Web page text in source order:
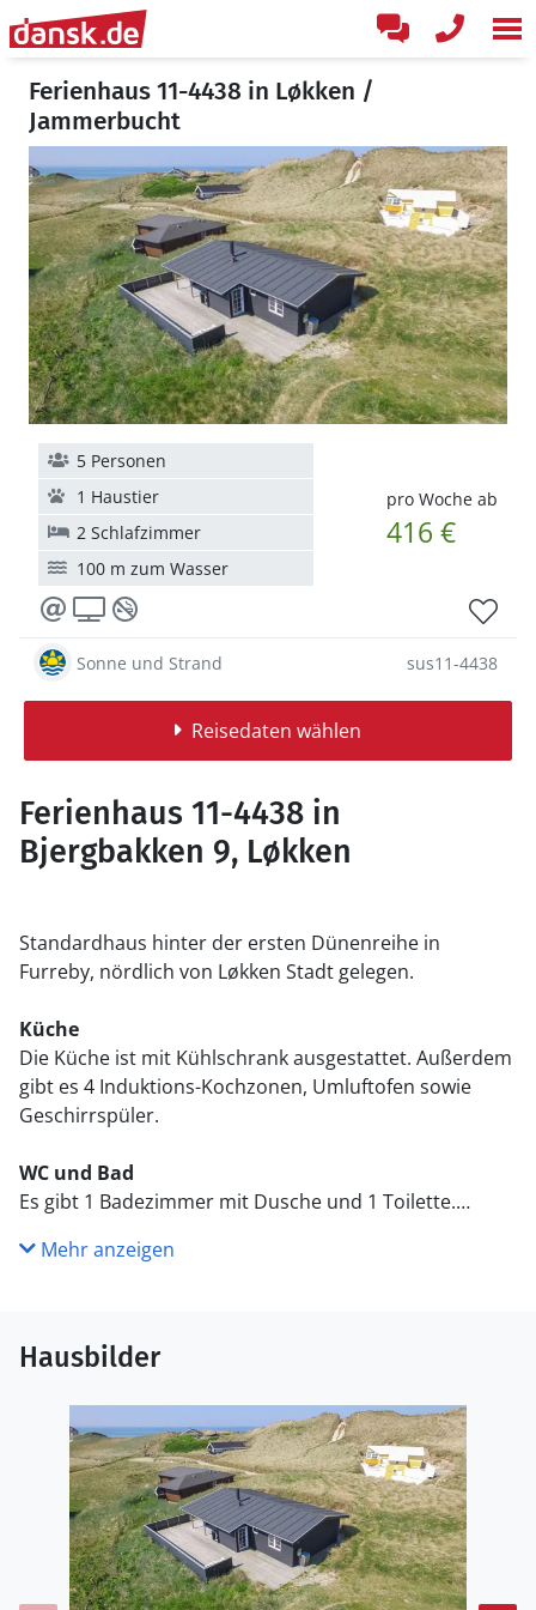
Ferienhaus 11-4438 in Løkken /
Jammerbucht
pro Woche ab
416 €
5 Personen
1 Haustier
2 Schlafzimmer
100 m zum Wasser
Sonne und Strand sus11-4438
Reisedaten wählen
Ferienhaus 11-4438 in
Bjergbakken 9, Løkken
Standardhaus hinter der ersten Dünenreihe in
Furreby, nördlich von Løkken Stadt gelegen.
Küche
Die Küche ist mit Kühlschrank ausgestattet. Außerdem
gibt es 4 Induktions-Kochzonen, Umluftofen sowie
Geschirrspüler.
WC und Bad
Es gibt 1 Badezimmer mit Dusche und 1 Toilette.
Draußen
100 m. Die nächste Einkaufsmöglichkeit liegt 1000 m
entfernt. Es steht ein 60 m² Terrassenareal zur
Verfügung. Außerdem gibt es 8 m² überdachte
Terrasse.
Einrichtung
Das Ferienhaus eignet sich für 5 Personen. Die
Ferienunterkunft hat eine Wohnfläche von 56 m² und
wurde 1973 gebaut. Es ist erlaubt 1 Haustier
mitzubringen. Die Ferienunterkunft ist mit
Mehr anzeigen
Hausbilder